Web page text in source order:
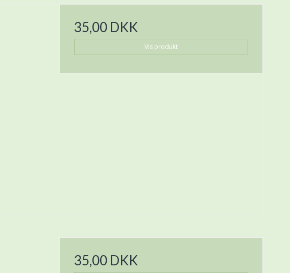
35,00 DKK
Vis produkt
35,00 DKK